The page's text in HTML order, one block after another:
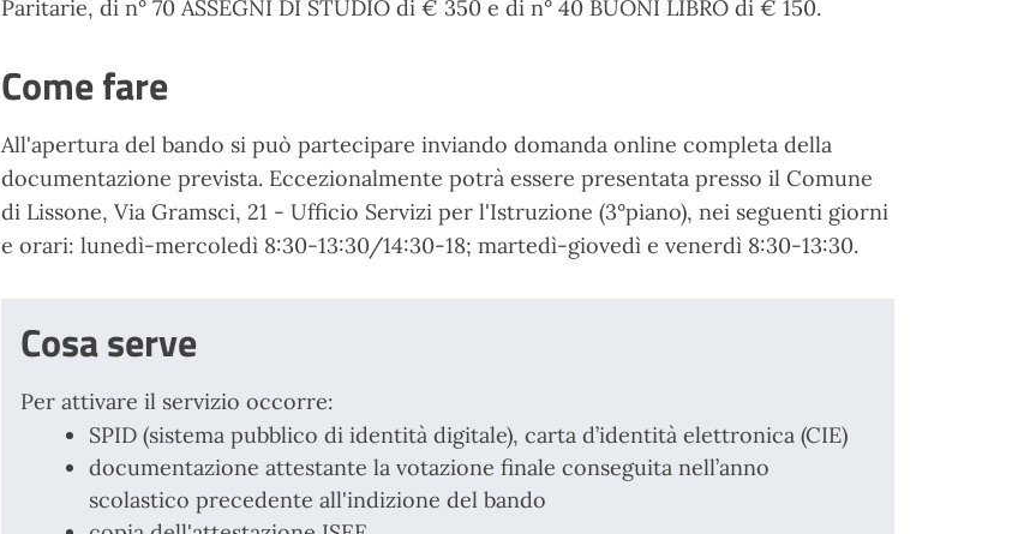
Paritarie, di n° 70 ASSEGNI DI STUDIO di € 350 e di n° 40 BUONI LIBRO di € 150.
Come fare
All'apertura del bando si può partecipare inviando domanda online completa della
documentazione prevista. Eccezionalmente potrà essere presentata presso il Comune
di Lissone, Via Gramsci, 21 - Ufficio Servizi per l'Istruzione (3°piano), nei seguenti giorni
e orari: lunedì-mercoledì 8:30-13:30/14:30-18; martedì-giovedì e venerdì 8:30-13:30.
Cosa serve
Per attivare il servizio occorre:
SPID (sistema pubblico di identità digitale), carta d’identità elettronica (CIE)
documentazione attestante la votazione finale conseguita nell’anno
scolastico precedente all'indizione del bando